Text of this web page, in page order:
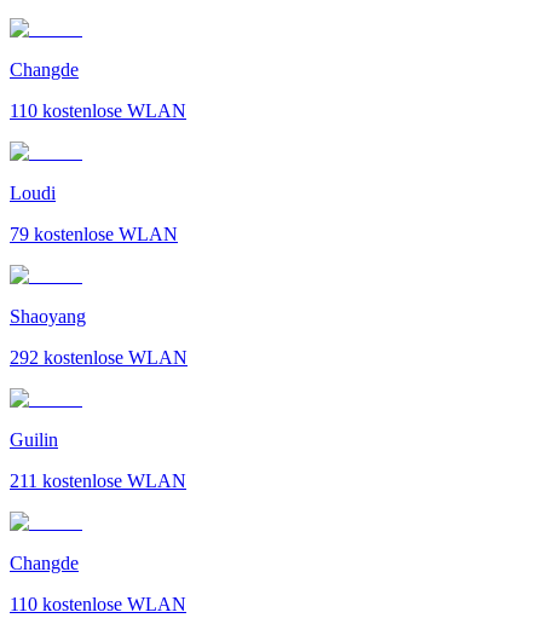
Changde
110 kostenlose WLAN
Loudi
79 kostenlose WLAN
Shaoyang
292 kostenlose WLAN
Guilin
211 kostenlose WLAN
Changde
110 kostenlose WLAN